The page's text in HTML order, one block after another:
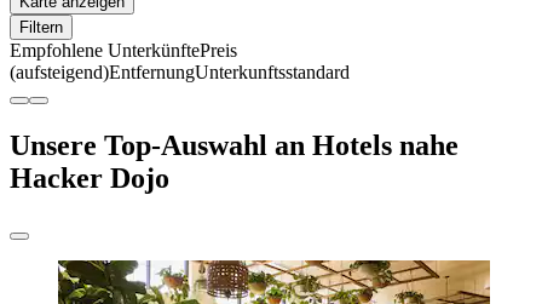
Filtern
Empfohlene UnterkünftePreis
(aufsteigend)EntfernungUnterkunftsstandard
Unsere Top-Auswahl an Hotels nahe
Hacker Dojo